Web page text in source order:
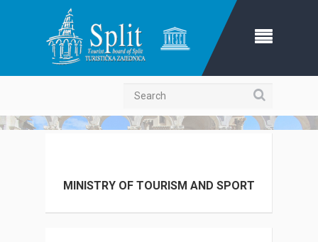
Search
MINISTRY OF TOURISM AND SPORT